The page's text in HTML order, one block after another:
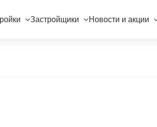
Застройщики Новости и акции